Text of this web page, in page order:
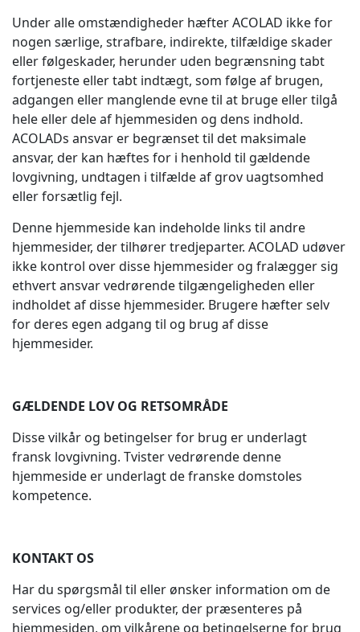
Under alle omstændigheder hæfter ACOLAD ikke for
nogen særlige, strafbare, indirekte, tilfældige skader
eller følgeskader, herunder uden begrænsning tabt
fortjeneste eller tabt indtægt, som følge af brugen,
adgangen eller manglende evne til at bruge eller tilgå
hele eller dele af hjemmesiden og dens indhold.
ACOLADs ansvar er begrænset til det maksimale
ansvar, der kan hæftes for i henhold til gældende
lovgivning, undtagen i tilfælde af grov uagtsomhed
eller forsætlig fejl.
Denne hjemmeside kan indeholde links til andre
hjemmesider, der tilhører tredjeparter. ACOLAD udøver
ikke kontrol over disse hjemmesider og fralægger sig
ethvert ansvar vedrørende tilgængeligheden eller
indholdet af disse hjemmesider. Brugere hæfter selv
for deres egen adgang til og brug af disse
hjemmesider.
GÆLDENDE LOV OG RETSOMRÅDE
Disse vilkår og betingelser for brug er underlagt
fransk lovgivning. Tvister vedrørende denne
hjemmeside er underlagt de franske domstoles
kompetence.
KONTAKT OS
Har du spørgsmål til eller ønsker information om de
services og/eller produkter, der præsenteres på
hjemmesiden, om vilkårene og betingelserne for brug